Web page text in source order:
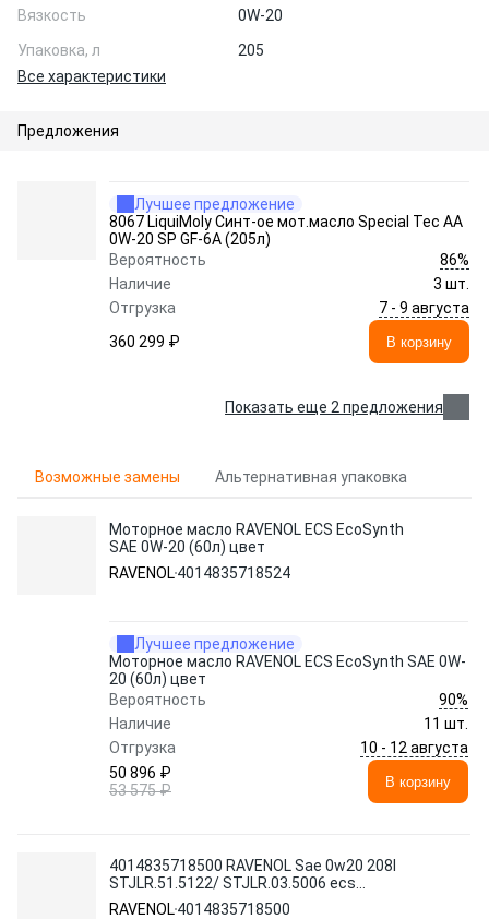
Вязкость
0W-20
Упаковка, л
205
Все характеристики
Предложения
Лучшее предложение
8067 LiquiMoly Синт-ое мот.масло Special Tec AA
0W-20 SP GF-6A (205л)
Вероятность
86%
Наличие
3 шт.
Отгрузка
7 - 9 августа
360 299 ₽
В корзину
Показать еще 2 предложения
Возможные замены Альтернативная упаковка
Моторное масло RAVENOL ECS EcoSynth
SAE 0W-20 (60л) цвет
RAVENOL4014835718524
Лучшее предложение
Моторное масло RAVENOL ECS EcoSynth SAE 0W-
20 (60л) цвет
Вероятность
90%
Наличие
11 шт.
Отгрузка
10 - 12 августа
50 896 ₽
53 575 ₽
В корзину
4014835718500 RAVENOL Sae 0w20 208l
STJLR.51.5122/ STJLR.03.5006 ecs
ecosynth моторное масло
RAVENOL4014835718500